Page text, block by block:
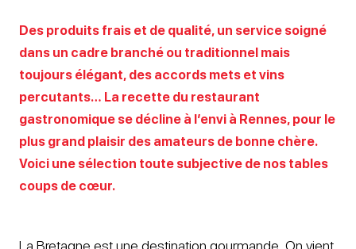
Des produits frais et de qualité, un service soigné
dans un cadre branché ou traditionnel mais
toujours élégant, des accords mets et vins
percutants… La recette du restaurant
gastronomique se décline à l’envi à Rennes, pour le
plus grand plaisir des amateurs de bonne chère.
Voici une sélection toute subjective de nos tables
coups de cœur.
La Bretagne est une destination gourmande. On vient